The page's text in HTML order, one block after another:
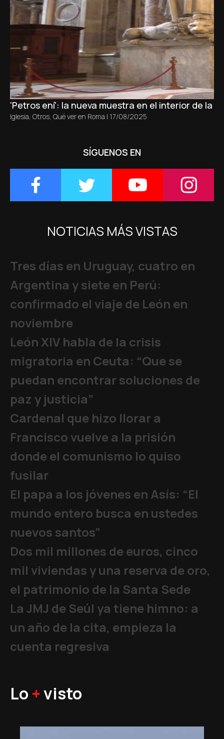
'Petros ení': la nueva muestra en el interior de la
Iglesia, Otros, Qué ver en Roma | 17/08/2025
SÍGUENOS EN
NOTICIAS MÁS VISTAS
Tres días en Uruguay, cuatro en
Argentina y siete en Perú:
confirmado el viaje de León en
noviembre
León XIV habla de la crisis
migratoria en Ceuta: “Que se
puedan encontrar soluciones de
paz y justicia”
Cardenal que hizo llorar a
Francisco vuelve a la prisión
donde el comunismo lo quiso
fusilar
El papa a los jóvenes en Asís: “El
mundo entero busca en ustedes
nuevos santos”
Dos mil millones de euros, cinco
mil viviendas y una reserva de oro,
el patrimonio de la Santa Sede
La JMJ de Seúl ya tiene himno: a
un año de la cita, empieza la
cuenta regresiva
Lo +visto